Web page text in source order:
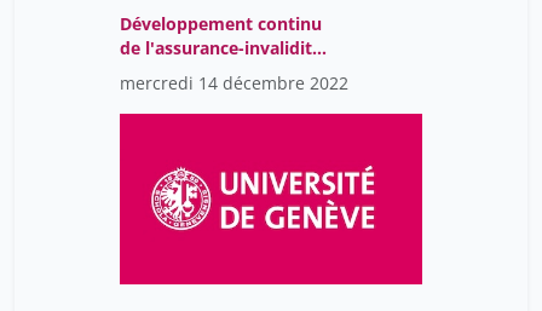
Développement continu
de l'assurance-invalidité
(7ème révision):
changements d'intérêt
pour les pédiatres
mercredi 14 décembre 2022